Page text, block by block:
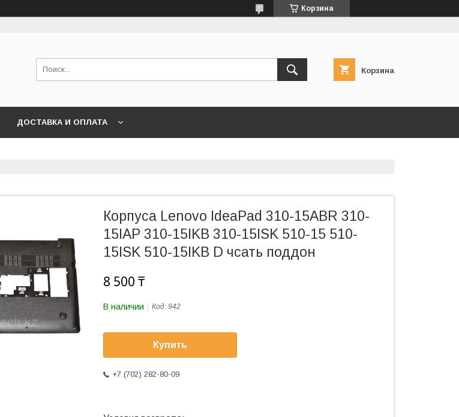
Корзина
Корзина
ДОСТАВКА И ОПЛАТА
Корпуса Lenovo IdeaPad 310-15ABR 310-
15IAP 310-15IKB 310-15ISK 510-15 510-
15ISK 510-15IKB D чсать поддон
8 500 ₸
В наличии Код: 942
Купить
+7 (702) 282-80-09